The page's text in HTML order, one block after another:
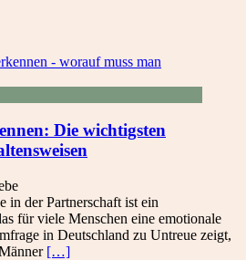
Die wichtigsten
in der Partnerschaft ist ein
für viele Menschen eine emotionale
in Deutschland zu Untreue zeigt,
[…]